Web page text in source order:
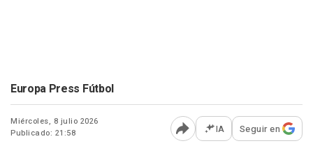
Europa Press Fútbol
Miércoles, 8 julio 2026
Publicado: 21:58
Abrir opciones para
IA Seguir en